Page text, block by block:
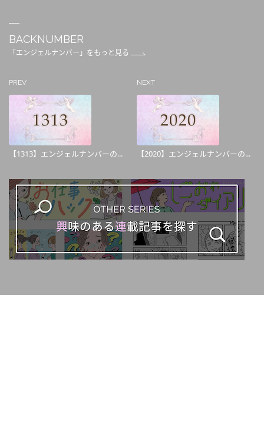
BACKNUMBER
「エンジェルナンバー」をもっと見る
PREV
【1313】エンジェルナンバーの...
NEXT
【2020】エンジェルナンバーの...